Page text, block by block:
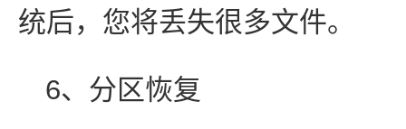
统后，您将丢失很多文件。
6、分区恢复